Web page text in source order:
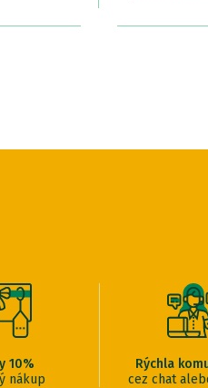
10%
nákup
Rýchla
cez chat